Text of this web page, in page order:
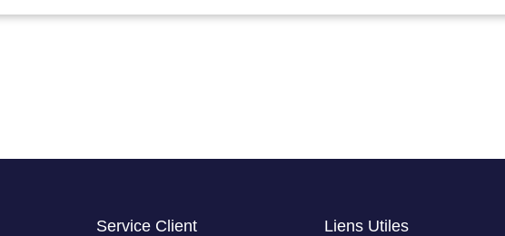
Service Client Liens Utiles